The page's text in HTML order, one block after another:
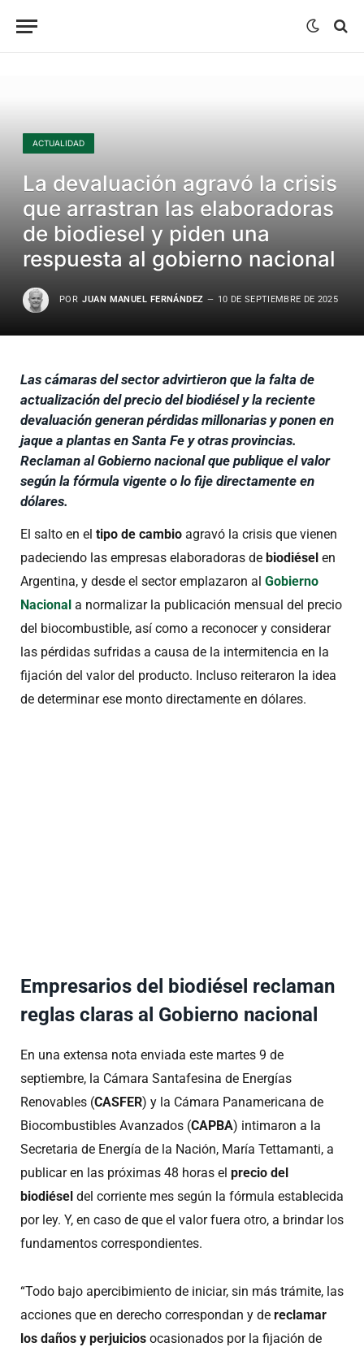
ACTUALIDAD
La devaluación agravó la crisis
que arrastran las elaboradoras
de biodiesel y piden una
respuesta al gobierno nacional
POR JUAN MANUEL FERNÁNDEZ 10 DE SEPTIEMBRE DE 2025
Las cámaras del sector advirtieron que la falta de
actualización del precio del biodiésel y la reciente
devaluación generan pérdidas millonarias y ponen en
jaque a plantas en Santa Fe y otras provincias.
Reclaman al Gobierno nacional que publique el valor
según la fórmula vigente o lo fije directamente en
dólares.
El salto en el tipo de cambio agravó la crisis que vienen
padeciendo las empresas elaboradoras de biodiésel en
Argentina, y desde el sector emplazaron al Gobierno
Nacional a normalizar la publicación mensual del precio
del biocombustible, así como a reconocer y considerar
las pérdidas sufridas a causa de la intermitencia en la
fijación del valor del producto. Incluso reiteraron la idea
de determinar ese monto directamente en dólares.
Empresarios del biodiésel reclaman
reglas claras al Gobierno nacional
En una extensa nota enviada este martes 9 de
septiembre, la Cámara Santafesina de Energías
Renovables (CASFER) y la Cámara Panamericana de
Biocombustibles Avanzados (CAPBA) intimaron a la
Secretaria de Energía de la Nación, María Tettamanti, a
publicar en las próximas 48 horas el precio del
biodiésel del corriente mes según la fórmula establecida
por ley. Y, en caso de que el valor fuera otro, a brindar los
fundamentos correspondientes.
“Todo bajo apercibimiento de iniciar, sin más trámite, las
acciones que en derecho correspondan y de reclamar
los daños y perjuicios ocasionados por la fijación de